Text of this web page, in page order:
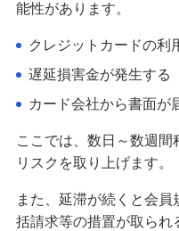
注意点を解説
ット、注意点を分
初めてのクレジッ
の手順や注意点も解
クレジットカード
能性があります。
クレジットカードの利
遅延損害金が発生する
カード会社から書面が
ここでは、数日～数週間
リスクを取り上げます。
また、延滞が続くと会
括請求等の措置が取られ